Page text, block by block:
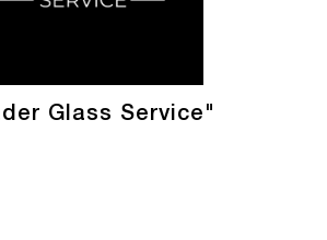
Glass Service"